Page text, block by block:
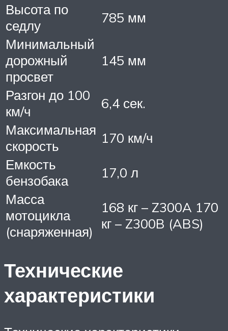
Высота по
седлу
785 мм
Минимальный
дорожный
просвет
145 мм
Разгон до 100
км/ч
6,4 сек.
Максимальная
скорость
170 км/ч
Емкость
бензобака
17,0 л
Масса
мотоцикла
(снаряженная)
168 кг – Z300A 170
кг – Z300B (ABS)
Технические
характеристики